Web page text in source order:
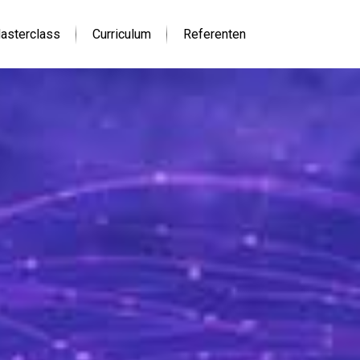
Curriculum Referenten